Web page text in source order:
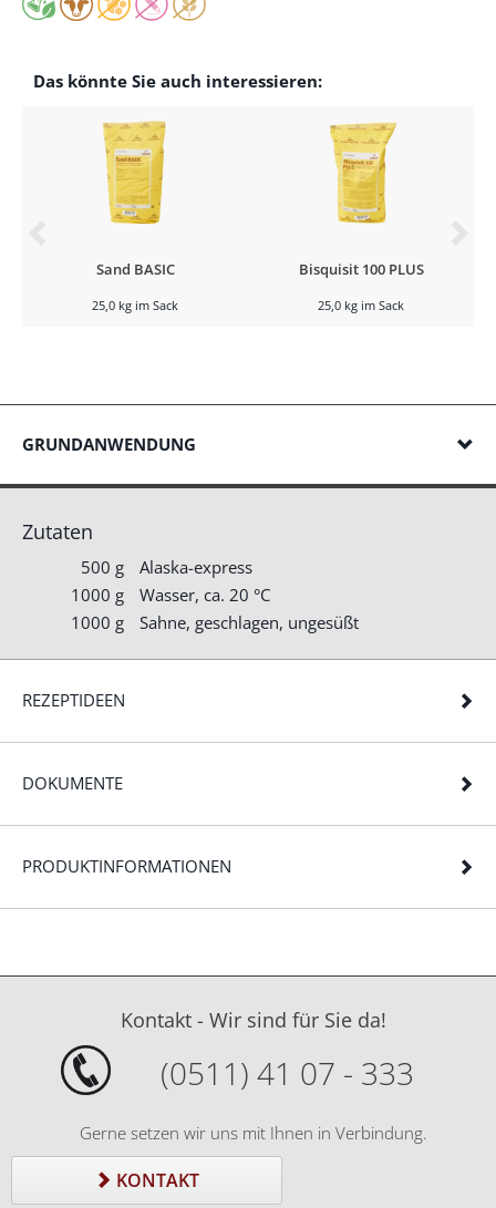
Das könnte Sie auch interessieren:
Sand BASIC
25,0 kg im Sack
Bisquisit 100 PLUS
25,0 kg im Sack
GRUNDANWENDUNG
Zutaten
500 g
Alaska-express
1000 g
Wasser, ca. 20 °C
1000 g
Sahne, geschlagen, ungesüßt
REZEPTIDEEN
DOKUMENTE
PRODUKTINFORMATIONEN
Kontakt - Wir sind für Sie da!
(0511) 41 07 - 333
Gerne setzen wir uns mit Ihnen in Verbindung.
KONTAKT